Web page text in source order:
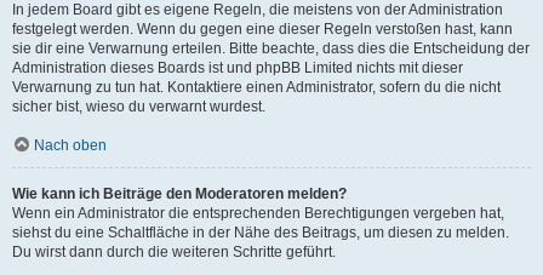
In jedem Board gibt es eigene Regeln, die meistens von der Administration
festgelegt werden. Wenn du gegen eine dieser Regeln verstoßen hast, kann
sie dir eine Verwarnung erteilen. Bitte beachte, dass dies die Entscheidung der
Administration dieses Boards ist und phpBB Limited nichts mit dieser
Verwarnung zu tun hat. Kontaktiere einen Administrator, sofern du die nicht
sicher bist, wieso du verwarnt wurdest.
Nach oben
Wie kann ich Beiträge den Moderatoren melden?
Wenn ein Administrator die entsprechenden Berechtigungen vergeben hat,
siehst du eine Schaltfläche in der Nähe des Beitrags, um diesen zu melden.
Du wirst dann durch die weiteren Schritte geführt.